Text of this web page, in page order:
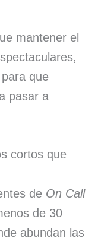
mantener el
que
pasar a
cortos que
de On Call
de 30
abundan las